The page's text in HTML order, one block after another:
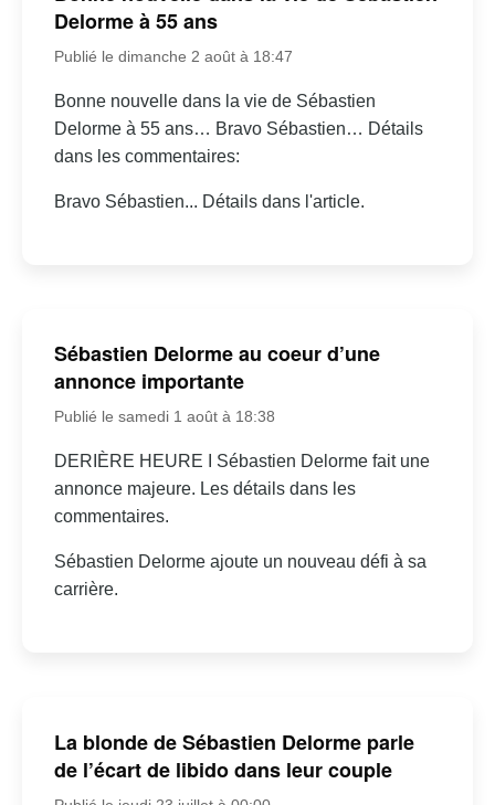
Delorme à 55 ans
Publié le dimanche 2 août à 18:47
Bonne nouvelle dans la vie de Sébastien
Delorme à 55 ans… Bravo Sébastien… Détails
dans les commentaires:
Bravo Sébastien... Détails dans l'article.
Sébastien Delorme au coeur d’une
annonce importante
Publié le samedi 1 août à 18:38
DERIÈRE HEURE I Sébastien Delorme fait une
annonce majeure. Les détails dans les
commentaires.
Sébastien Delorme ajoute un nouveau défi à sa
carrière.
La blonde de Sébastien Delorme parle
de l’écart de libido dans leur couple